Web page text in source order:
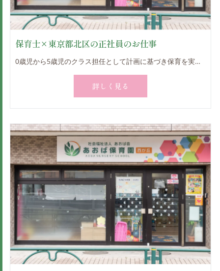
保育士×東京都北区の正社員のお仕事
0歳児から5歳児のクラス担任として計画に基づき保育を実践していただきます。 その他、季節行事や運動会、発表会の計画・実施、送迎時の対応、 連絡帳の記入、保護者への対応などの業務もお任せ致します。 定員70名で、子ども一人ひとりに関われる規模と環境です。 働きやすさと保育の質を大切にしています。 ＊複数担任制 ＊書類はＩＣＴ化しており、持ち帰りもありません。 ＊有給取得率ほぼ１００％ ＊毎年昇給あり ＊職員同士も尊重し合う風土を大切にしています。 ＊感情的な保育を行わないように、 園内で定期的に振り返りを実施しています。 子どもたちが安全かつ伸び伸びと成長できるよう、仕事に取り組んでください。 当園では職員の負担を最小限にすべく年間120日の休日を設けています。 働きやすい環境を整えておりますので、ぜひご応募お待ちしております。
詳しく見る